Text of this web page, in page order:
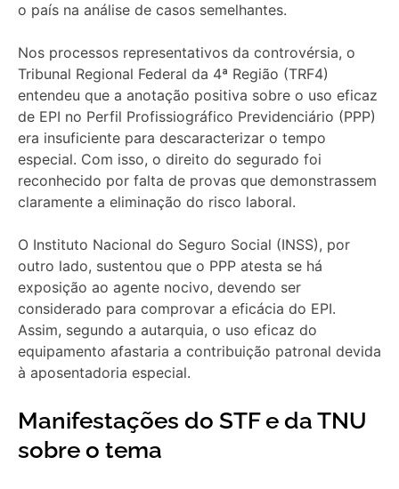
o país na análise de casos semelhantes.
Nos processos representativos da controvérsia, o
Tribunal Regional Federal da 4ª Região (TRF4)
entendeu que a anotação positiva sobre o uso eficaz
de EPI no Perfil Profissiográfico Previdenciário (PPP)
era insuficiente para descaracterizar o tempo
especial. Com isso, o direito do segurado foi
reconhecido por falta de provas que demonstrassem
claramente a eliminação do risco laboral.
O Instituto Nacional do Seguro Social (INSS), por
outro lado, sustentou que o PPP atesta se há
exposição ao agente nocivo, devendo ser
considerado para comprovar a eficácia do EPI.
Assim, segundo a autarquia, o uso eficaz do
equipamento afastaria a contribuição patronal devida
à aposentadoria especial.
Manifestações do STF e da TNU
sobre o tema